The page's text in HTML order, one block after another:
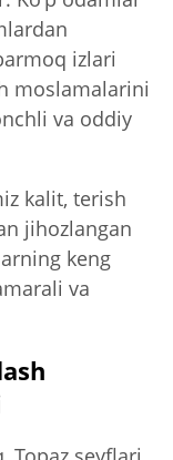
izlari
moslamalarini
va oddiy
kalit, terish
jihozlangan
keng
va